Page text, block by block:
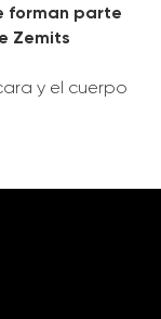
forman parte
Zemits
y el cuerpo